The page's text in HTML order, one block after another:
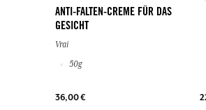
ANTI-FALTEN-CREME FÜR DAS
GESICHT
Vrai
50g
36,00 €